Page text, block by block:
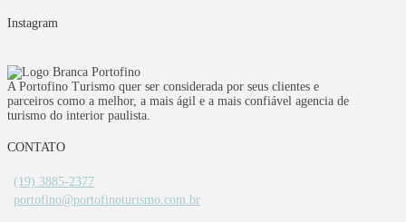
Instagram
A Portofino Turismo quer ser considerada por seus clientes e
parceiros como a melhor, a mais ágil e a mais confiável agencia de
turismo do interior paulista.
CONTATO
(19) 3885-2377
portofino@portofinoturismo.com.br